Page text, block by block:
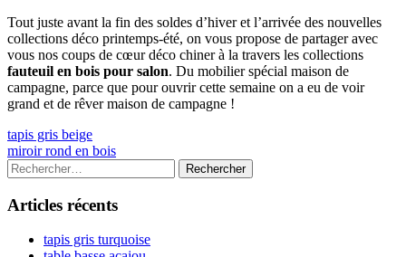
Tout juste avant la fin des soldes d’hiver et l’arrivée des nouvelles
collections déco printemps-été, on vous propose de partager avec
vous nos coups de cœur déco chiner à la travers les collections
fauteuil en bois pour salon. Du mobilier spécial maison de
campagne, parce que pour ouvrir cette semaine on a eu de voir
grand et de rêver maison de campagne !
Navigation
de
l’article
Previous
article:
tapis gris beige
Next
article:
miroir rond en bois
Colonne
latérale
principale
Rechercher :
Articles récents
tapis gris turquoise